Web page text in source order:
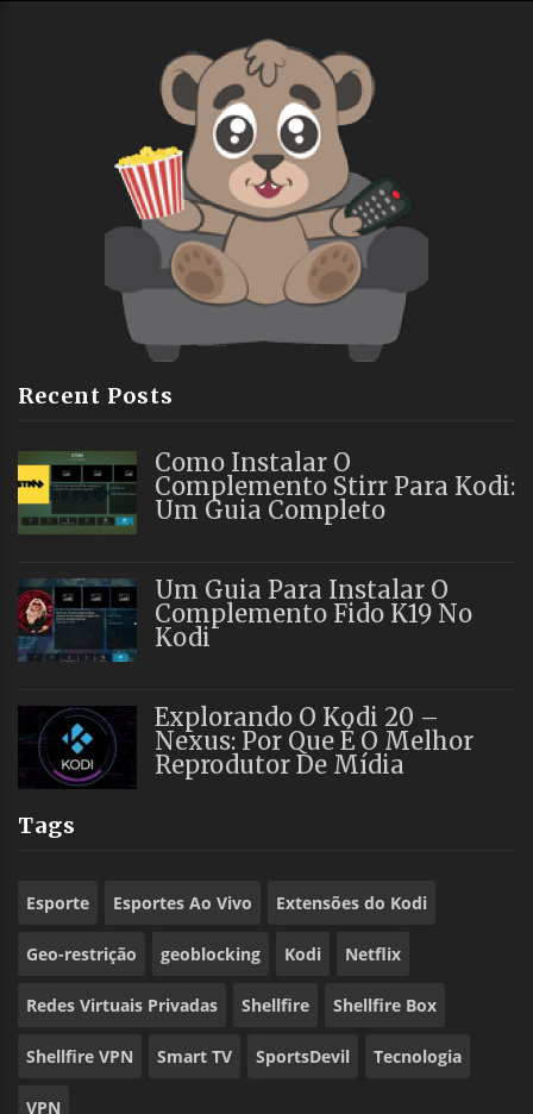
Recent Posts
Como Instalar O
Complemento Stirr Para Kodi:
Um Guia Completo
Um Guia Para Instalar O
Complemento Fido K19 No
Kodi
Explorando O Kodi 20 –
Nexus: Por Que É O Melhor
Reprodutor De Mídia
Tags
Esporte Esportes Ao Vivo Extensões do Kodi
Geo-restrição geoblocking Kodi Netflix
Redes Virtuais Privadas Shellfire Shellfire Box
Shellfire VPN Smart TV SportsDevil Tecnologia
VPN